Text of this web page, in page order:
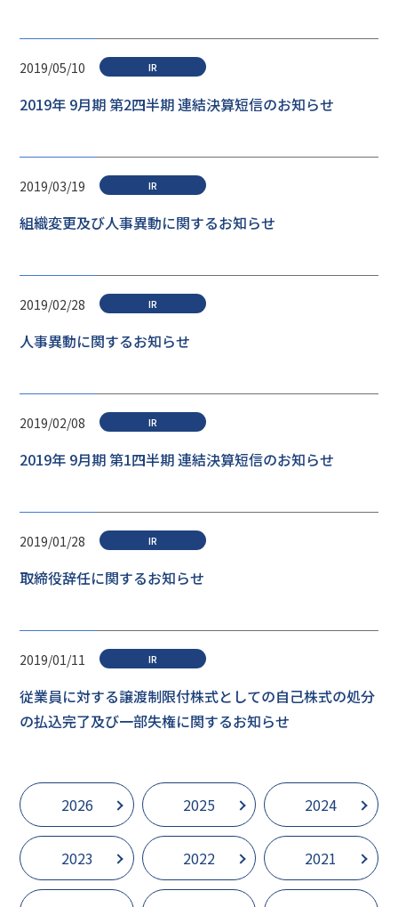
2019/05/10 IR
2019年 9月期 第2四半期 連結決算短信のお知らせ
2019/03/19 IR
組織変更及び人事異動に関するお知らせ
2019/02/28 IR
人事異動に関するお知らせ
2019/02/08 IR
2019年 9月期 第1四半期 連結決算短信のお知らせ
2019/01/28 IR
取締役辞任に関するお知らせ
2019/01/11 IR
従業員に対する譲渡制限付株式としての自己株式の処分
の払込完了及び一部失権に関するお知らせ
2026 2025 2024
2023 2022 2021